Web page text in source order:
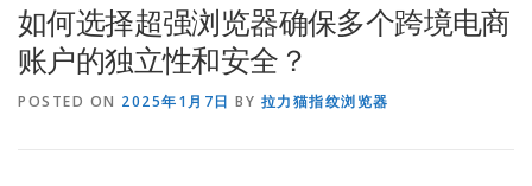
联系我们 免费注册 账号登录 软件下载
如何选择超强浏览器确保多个跨境电商
账户的独立性和安全？
POSTED ON 2025年1月7日 BY 拉力猫指纹浏览器